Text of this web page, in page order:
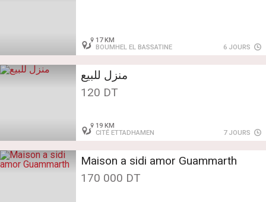
17 KM
BOUMHEL EL BASSATINE
6 JOURS
منزل للبيع
120 DT
19 KM
CITÉ ETTADHAMEN
7 JOURS
Maison a sidi amor Guammarth
170 000 DT